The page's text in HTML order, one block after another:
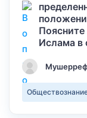
Поясните
Ислама в